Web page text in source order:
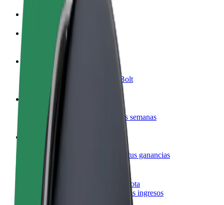
Cómo unirse
Preguntas frecuentes
Colaborar como conductor
Gana dinero colaborando con Bolt
Colaborar como repartidor
Reparte comida y cobra todas las semanas
Añadir un restaurante o tienda
Llega a más clientes y maximiza tus ganancias
Registrarse como propietario de flota
Añade tu flota a Bolt y potencia tus ingresos